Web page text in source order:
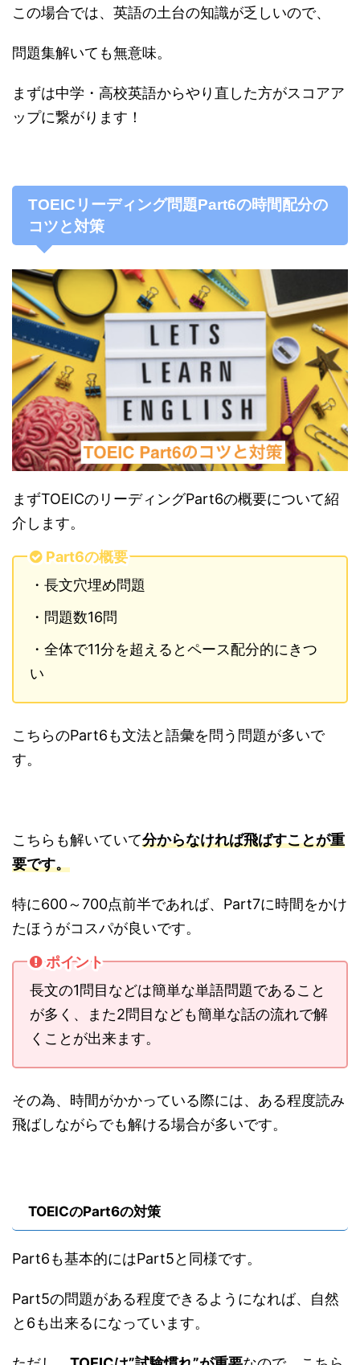
この場合では、英語の土台の知識が乏しいので、
問題集解いても無意味。
まずは中学・高校英語からやり直した方がスコアア
ップに繋がります！
TOEICリーディング問題Part6の時間配分の
コツと対策
まずTOEICのリーディングPart6の概要について紹
介します。
Part6の概要
・長文穴埋め問題
・問題数16問
・全体で11分を超えるとペース配分的にきつ
い
こちらのPart6も文法と語彙を問う問題が多いで
す。
こちらも解いていて分からなければ飛ばすことが重
要です。
特に600～700点前半であれば、Part7に時間をかけ
たほうがコスパが良いです。
ポイント
長文の1問目などは簡単な単語問題であること
が多く、
また2問目なども簡単な話の流れで解
くことが出来ます。
その為、時間がかかっている際には、ある程度読み
飛ばしながらでも解ける場合が多いです。
TOEICのPart6の対策
Part6も基本的にはPart5と同様です。
Part5の問題がある程度できるようになれば、 自然
と6も出来るになっています。